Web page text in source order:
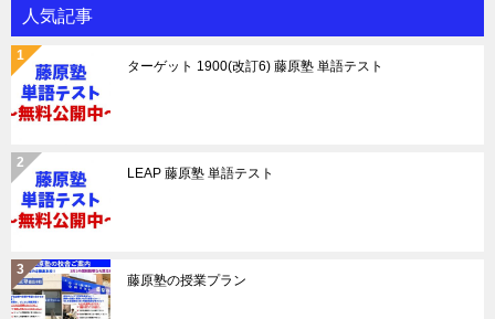
人気記事
ターゲット 1900(改訂6) 藤原塾 単語テスト
LEAP 藤原塾 単語テスト
藤原塾の授業プラン